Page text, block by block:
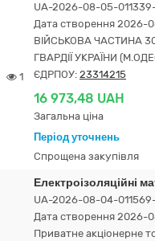
1
UA-2026-08-05-
Дата створення 2026-
ВІЙСЬКОВА ЧАСТИНА
ГВАРДІЇ УКРАЇНИ
ЄДРПОУ: 23314215
16 973,48 UAH
Загальна ціна
Період уточнень
Спрощена закупівля
Електроізоляційні
UA-2026-08-04-
Дата створення 2026-
Приватне акціонерне